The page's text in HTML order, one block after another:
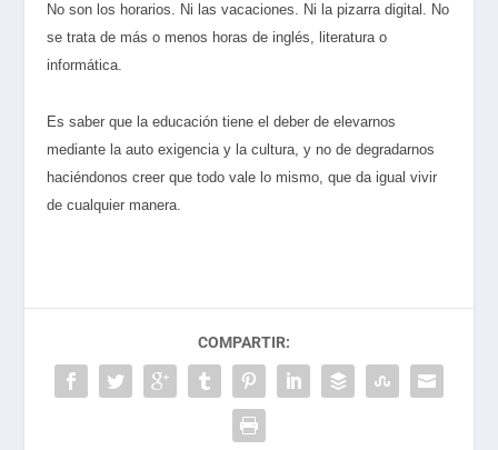
No son los horarios. Ni las vacaciones. Ni la pizarra digital. No
se trata de más o menos horas de inglés, literatura o
informática.
Es saber que la educación tiene el deber de elevarnos
mediante la auto exigencia y la cultura, y no de degradarnos
haciéndonos creer que todo vale lo mismo, que da igual vivir
de cualquier manera.
COMPARTIR: